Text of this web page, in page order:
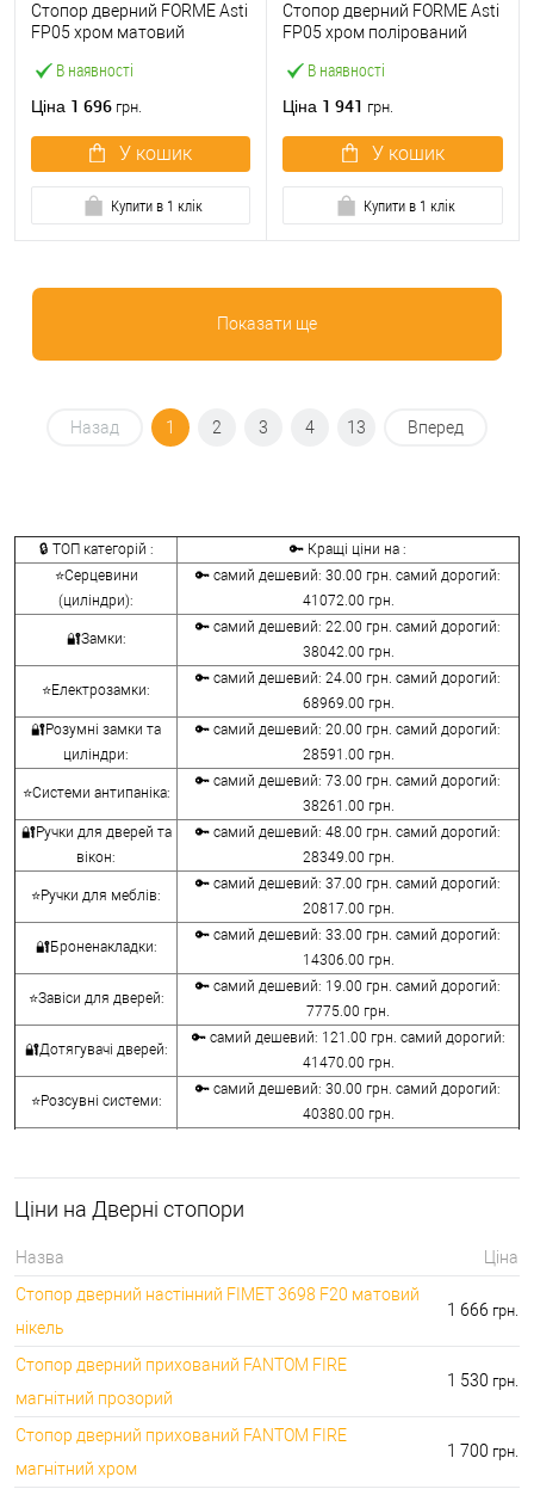
В наявності
Стопор дверний FORME Asti
FP05 хром матовий
Ціна 1 696 грн.
У кошик
Купити в 1 клік
В наявності
Стопор дверний FORME Asti
FP05 хром полірований
Ціна 1 941 грн.
У кошик
Купити в 1 клік
Показати ще
Назад 1 2 3 4 13 Вперед
🔒 ТОП категорій :
🔑 Кращі ціни на :
⭐Серцевини
(циліндри):
🔑 самий дешевий: 30.00 грн. самий дорогий:
41072.00 грн.
🔐Замки:
🔑 самий дешевий: 22.00 грн. самий дорогий:
38042.00 грн.
⭐Електрозамки:
🔑 самий дешевий: 24.00 грн. самий дорогий:
68969.00 грн.
🔐Розумні замки та
циліндри:
🔑 самий дешевий: 20.00 грн. самий дорогий:
28591.00 грн.
⭐Системи антипаніка:
🔑 самий дешевий: 73.00 грн. самий дорогий:
38261.00 грн.
🔐Ручки для дверей та
вікон:
🔑 самий дешевий: 48.00 грн. самий дорогий:
28349.00 грн.
⭐Ручки для меблів:
🔑 самий дешевий: 37.00 грн. самий дорогий:
20817.00 грн.
🔐Броненакладки:
🔑 самий дешевий: 33.00 грн. самий дорогий:
14306.00 грн.
⭐Завіси для дверей:
🔑 самий дешевий: 19.00 грн. самий дорогий:
7775.00 грн.
🔐Дотягувачі дверей:
🔑 самий дешевий: 121.00 грн. самий дорогий:
41470.00 грн.
⭐Розсувні системи:
🔑 самий дешевий: 30.00 грн. самий дорогий:
40380.00 грн.
⭐Сейфи:
🔐Домофони:
⭐Сигналізація AJAX:
🔑 самий дешевий: грн. самий дорогий: грн.
Ціни на Дверні стопори
Назва
Ціна
Стопор дверний настінний FIMET 3698 F20 матовий
нікель
1 666 грн.
Стопор дверний прихований FANTOM FIRE
магнітний прозорий
1 530 грн.
Стопор дверний прихований FANTOM FIRE
магнітний хром
1 700 грн.